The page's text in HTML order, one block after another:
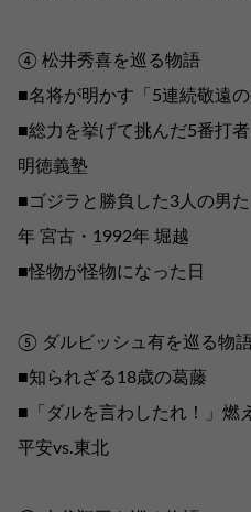
④ 松井秀喜を巡る物語
■名将が明かす「5連続敬遠の
■総力を挙げて挑んだ5番打
明徳義塾
■ゴジラと勝負した3人の男
年 宮古・1992年 堀越
■怪物が怪物になった日
⑤ ダルビッシュ有を巡る物
■知られざる18歳の葛藤
■「ダルを言わしたれ！」燃
平安vs.東北